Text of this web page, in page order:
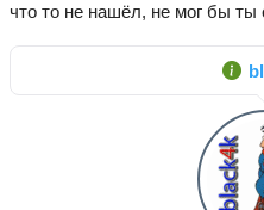
что то не нашёл, не мог бы ты